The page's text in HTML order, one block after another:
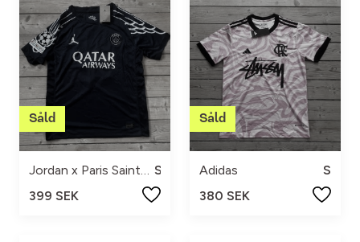
Jordan x Paris Saint-Germain
399 SEK
Adidas
S
380 SEK